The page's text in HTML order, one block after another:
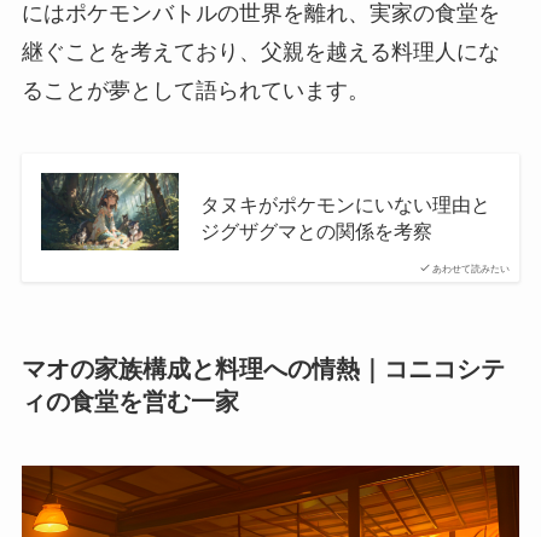
にはポケモンバトルの世界を離れ、実家の食堂を
継ぐことを考えており、父親を越える料理人にな
ることが夢として語られています。
あわせて読みたい
タヌキがポケモンにいない理由と
ジグザグマとの関係を考察
マオの家族構成と料理への情熱｜コニコシテ
ィの食堂を営む一家